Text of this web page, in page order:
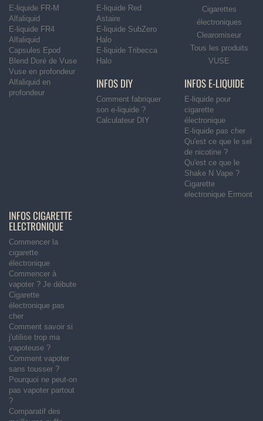
E-liquide FR-M
Alfaliquid
E-liquide FR4
Alfaliquid
Capsules Epod
Blend Doré de Vuse
Vuse en profondeur
Alfaliquid en
profondeur
E-liquide Red
Astaire
E-liquide SubZero
Halo
E-liquide Tribecca
Halo
Cigarettes
électroniques
Clearomiseur
Tous les produits
VUSE
INFOS DIY
Comment fabriquer
son e-liquide ?
Calculateur DIY
INFOS E-LIQUIDE
E-liquide pour
cigarette
électronique
E-liquide pas cher
Qu'est ce que le sel
de nicotine ?
Qu'est ce que le
Shake N Vape ?
Cigarette
electronique Ermont
INFOS CIGARETTE
ELECTRONIQUE
Commencer la
cigarette
électronique
Commencer à
vapoter ? Je débute
Cigarette
électronique pas
cher
Comment savoir si
j'utilise trop ma
vapoteuse ?
Comment vapoter
sans tousser ?
Pourquoi ne peut-on
pas vapoter partout
?
Comparatif des